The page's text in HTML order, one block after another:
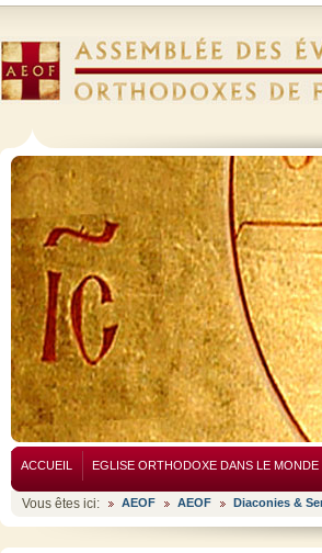
ACCUEIL EGLISE ORTHODOXE DANS LE MONDE
Vous êtes ici: AEOF AEOF Diaconies &